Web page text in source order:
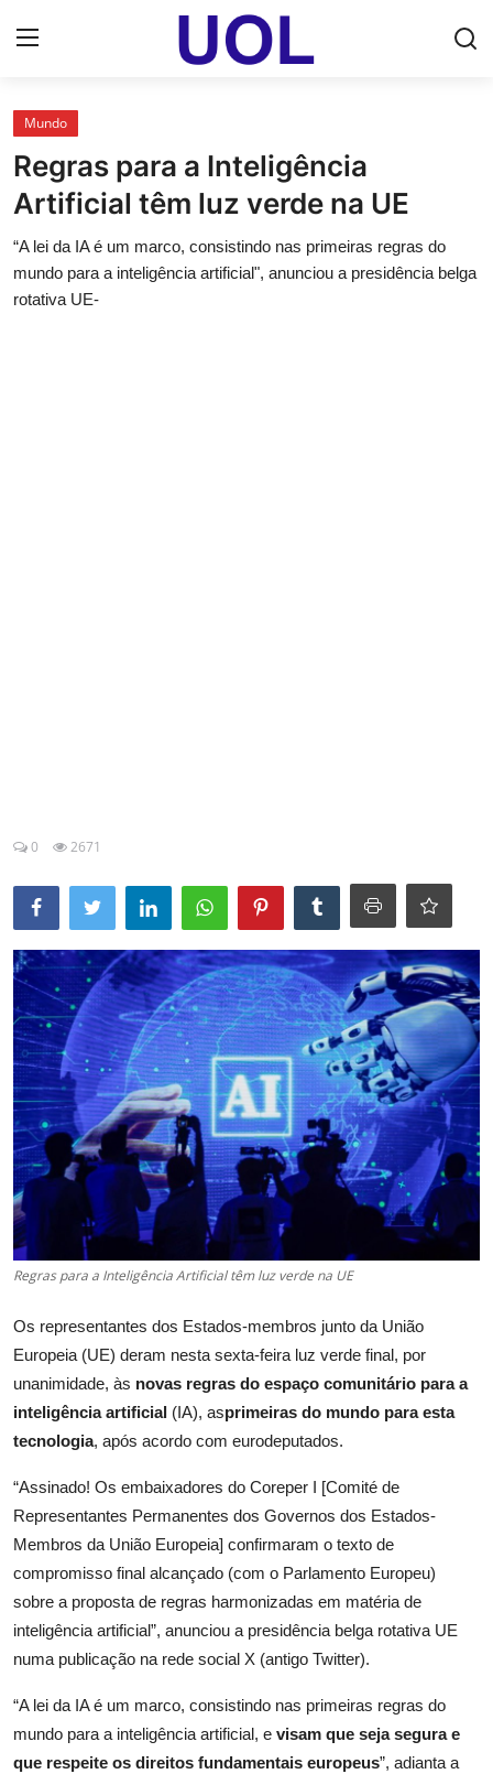
Home
UOL ADS
Mundo
Regras para a Inteligência
Artificial têm luz verde na UE
“A lei da IA é um marco, consistindo nas primeiras regras do
mundo para a inteligência artificial", anunciou a presidência belga
rotativa UE-
0 2671
Regras para a Inteligência Artificial têm luz verde na UE
Os representantes dos Estados-membros junto da União
Europeia (UE) deram nesta sexta-feira luz verde final, por
unanimidade, às novas regras do espaço comunitário para a
inteligência artificial (IA), asprimeiras do mundo para esta
tecnologia, após acordo com eurodeputados.
“Assinado! Os embaixadores do Coreper I [Comité de
Representantes Permanentes dos Governos dos Estados-
Membros da União Europeia] confirmaram o texto de
compromisso final alcançado (com o Parlamento Europeu)
sobre a proposta de regras harmonizadas em matéria de
inteligência artificial”, anunciou a presidência belga rotativa UE
numa publicação na rede social X (antigo Twitter).
“A lei da IA é um marco, consistindo nas primeiras regras do
mundo para a inteligência artificial, e visam que seja segura e
que respeite os direitos fundamentais europeus”, adianta a